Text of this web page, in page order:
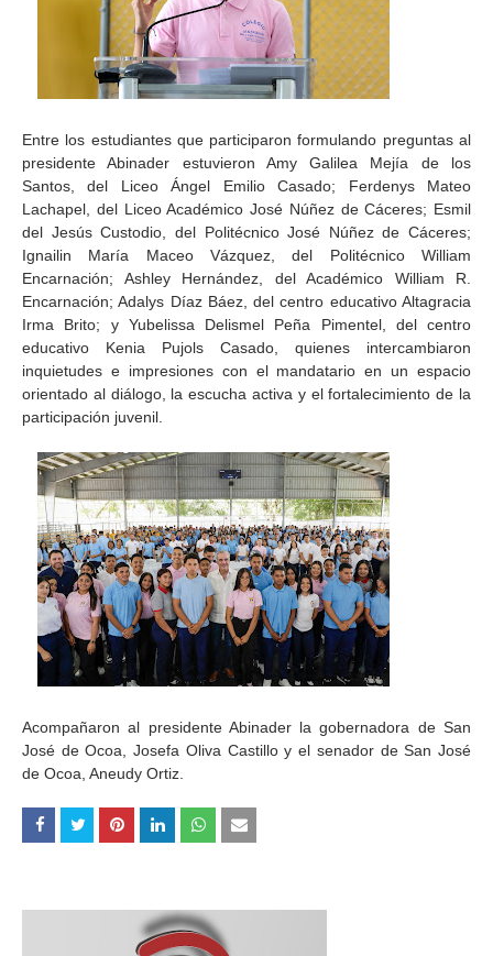
Entre los estudiantes que participaron formulando preguntas al
presidente Abinader estuvieron Amy Galilea Mejía de los
Santos, del Liceo Ángel Emilio Casado; Ferdenys Mateo
Lachapel, del Liceo Académico José Núñez de Cáceres; Esmil
del Jesús Custodio, del Politécnico José Núñez de Cáceres;
Ignailin María Maceo Vázquez, del Politécnico William
Encarnación; Ashley Hernández, del Académico William R.
Encarnación; Adalys Díaz Báez, del centro educativo Altagracia
Irma Brito; y Yubelissa Delismel Peña Pimentel, del centro
educativo Kenia Pujols Casado, quienes intercambiaron
inquietudes e impresiones con el mandatario en un espacio
orientado al diálogo, la escucha activa y el fortalecimiento de la
participación juvenil.
Acompañaron al presidente Abinader la gobernadora de San
José de Ocoa, Josefa Oliva Castillo y el senador de San José
de Ocoa, Aneudy Ortiz.